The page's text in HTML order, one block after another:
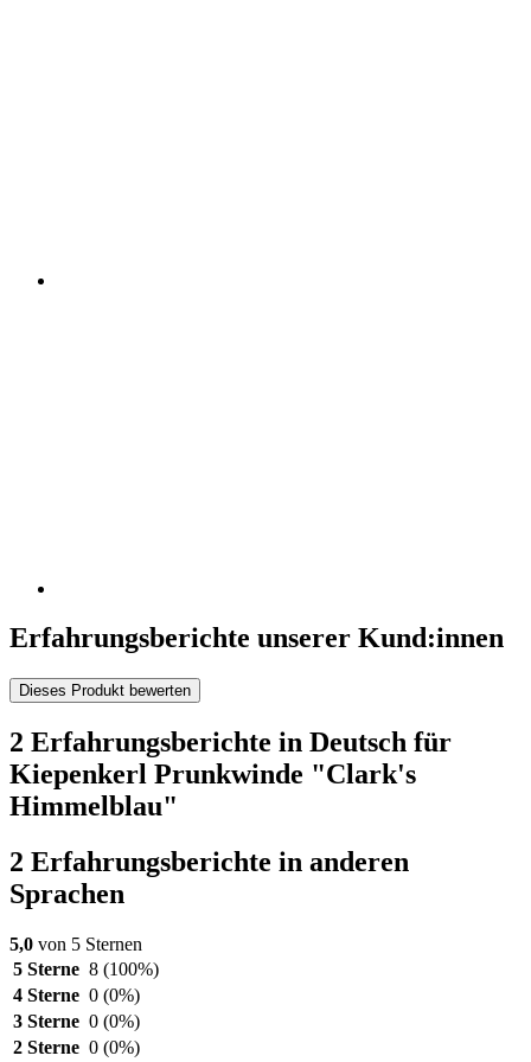
Erfahrungsberichte unserer Kund:innen
Dieses Produkt bewerten
2 Erfahrungsberichte in Deutsch für
Kiepenkerl Prunkwinde "Clark's
Himmelblau"
2 Erfahrungsberichte in anderen
Sprachen
5,0 von 5 Sternen
5 Sterne 8 (100%)
4 Sterne 0 (0%)
3 Sterne 0 (0%)
2 Sterne 0 (0%)